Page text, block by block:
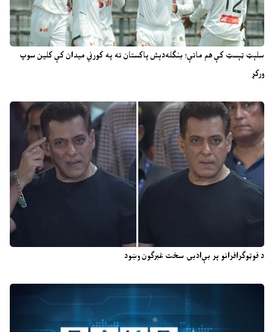
سلېټ ټېسټ کې هم ماتې؛ بنګله‌دېش پاکستان ته په کورني میدان کې کلین سوپ
ورکړ
د فوټوګرافرانو پر بې‌ادبۍ سخت غبرګون وښود